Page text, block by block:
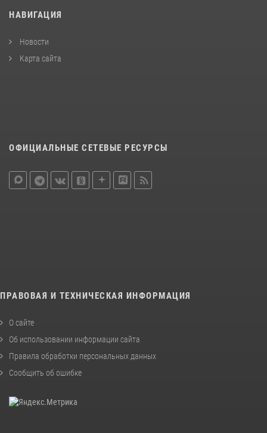
НАВИГАЦИЯ
Новости
Карта сайта
ОФИЦИАЛЬНЫЕ СЕТЕВЫЕ РЕСУРСЫ
ПРАВОВАЯ И ТЕХНИЧЕСКАЯ ИНФОРМАЦИЯ
О сайте
Об использовании информации сайта
Правила обработки персональных данных
Сообщить об ошибке